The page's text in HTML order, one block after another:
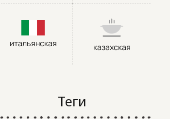
итальянская казахская
Теги